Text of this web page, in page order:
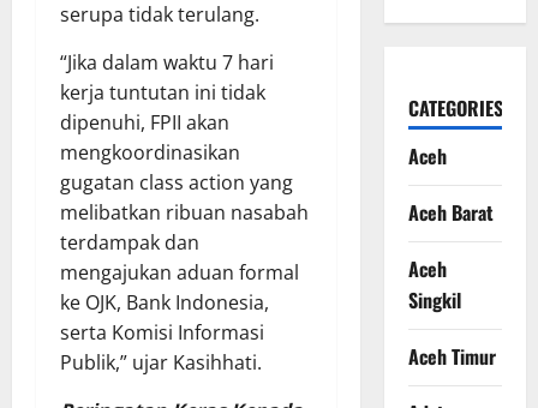
serupa tidak terulang.
“Jika dalam waktu 7 hari
kerja tuntutan ini tidak
dipenuhi, FPII akan
mengkoordinasikan
gugatan class action yang
melibatkan ribuan nasabah
terdampak dan
mengajukan aduan formal
ke OJK, Bank Indonesia,
serta Komisi Informasi
Publik,” ujar Kasihhati.
CATEGORIES
Aceh
Aceh Barat
Aceh
Singkil
Aceh Timur